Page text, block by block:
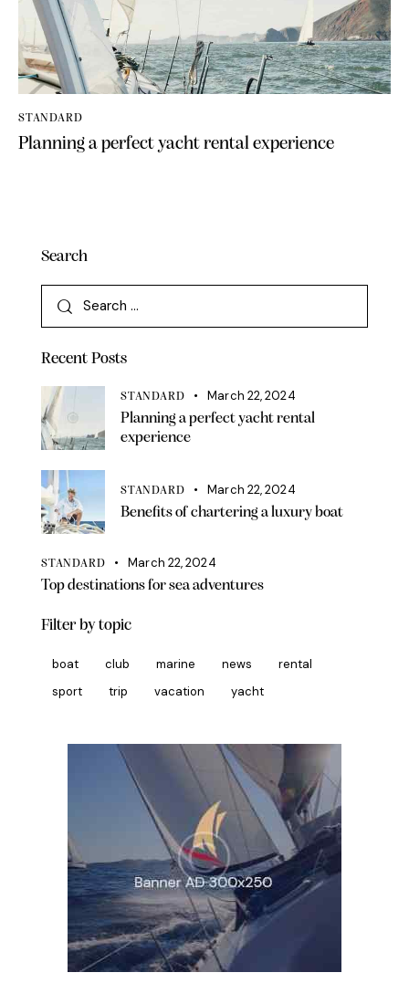
STANDARD
Planning a perfect yacht rental experience
Search
Recent Posts
STANDARD
March 22, 2024
Planning a perfect yacht rental
experience
STANDARD
March 22, 2024
Benefits of chartering a luxury boat
STANDARD
March 22, 2024
Top destinations for sea adventures
Filter by topic
boat club marine news
rental
sport
trip vacation yacht